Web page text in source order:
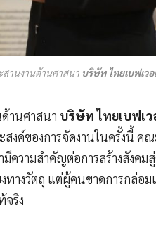
านงานด้านศาสนา บริษัท ไทยเบฟเว
านศาสนา บริษัท ไทยเบฟเ
งค์ของการจัดงานในครั้งนี้ ค
ความสำคัญต่อการสร้างสังค
างวัตถุ แต่ผู้คนขาดการกล่อ
จริง